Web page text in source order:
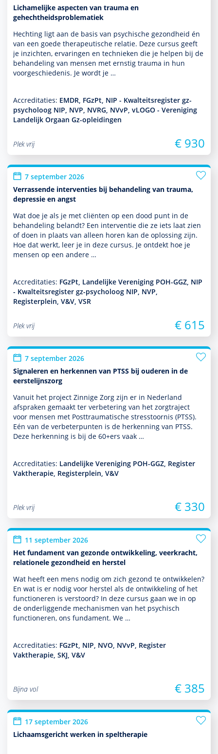
Lichamelijke aspecten van trauma en
gehechtheidsproblematiek
Hechting ligt aan de basis van psychische gezond­heid én
van een goede thera­peu­tische relatie. Deze cursus geeft
je inzichten, ervaringen en tech­nieken die je helpen bij de
behan­del­ing van mensen met ernstig trauma in hun
voorgeschiedenis. Je wordt je …
Accreditaties: EMDR, FGzPt, NIP - Kwalteitsregister gz-
psycholoog NIP, NVP, NVRG, NVvP, vLOGO - Vereniging
Landelijk Orgaan Gz-opleidingen
Plek vrij € 930
7 september 2026
Verrassende interventies bij behandeling van trauma,
depressie en angst
Wat doe je als je met cliënten op een dood punt in de
behan­del­ing belandt? Een inter­ventie die ze iets laat zien
of doen in plaats van alleen horen kan de oplos­sing zijn.
Hoe dat werkt, leer je in deze cursus. Je ontdekt hoe je
mensen op een andere …
Accreditaties: FGzPt, Landelijke Vereniging POH-GGZ, NIP
- Kwalteitsregister gz-psycholoog NIP, NVP,
Registerplein, V&V, VSR
Plek vrij € 615
7 september 2026
Signaleren en herkennen van PTSS bij ouderen in de
eerstelijnszorg
Vanuit het project Zinnige Zorg zijn er in Nederland
afspraken gemaakt ter verbetering van het zorgtraject
voor mensen met Posttraumatische stresstoor­nis (PTSS).
Eén van de verbeterpunten is de herkenning van PTSS.
Deze herkenning is bij de 60+ers vaak …
Accreditaties: Landelijke Vereniging POH-GGZ, Register
Vaktherapie, Registerplein, V&V
Plek vrij € 330
11 september 2026
Het fundament van gezonde ontwikkeling, veerkracht,
relationele gezondheid en herstel
Wat heeft een mens nodig om zich gezond te ontwik­kelen?
En wat is er nodig voor herstel als de ont­wikke­ling of het
functio­neren is verstoord? In deze cursus gaan we in op
de onderliggende mechanismen van het psychisch
functio­neren, ons fundament. We …
Accreditaties: FGzPt, NIP, NVO, NVvP, Register
Vaktherapie, SKJ, V&V
Bijna vol € 385
17 september 2026
Lichaamsgericht werken in speltherapie